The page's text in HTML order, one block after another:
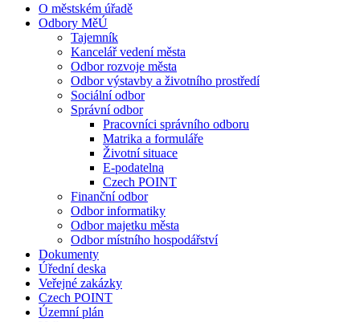
O městském úřadě
Odbory MěÚ
Tajemník
Kancelář vedení města
Odbor rozvoje města
Odbor výstavby a životního prostředí
Sociální odbor
Správní odbor
Pracovníci správního odboru
Matrika a formuláře
Životní situace
E-podatelna
Czech POINT
Finanční odbor
Odbor informatiky
Odbor majetku města
Odbor místního hospodářství
Dokumenty
Úřední deska
Veřejné zakázky
Czech POINT
Územní plán